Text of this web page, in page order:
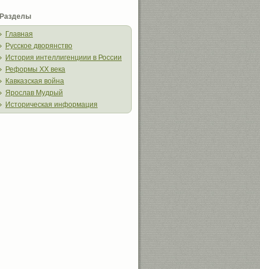
Разделы
Главная
Русское дворянство
История интеллигенциии в России
Реформы XX века
Кавказская война
Ярослав Мудрый
Историческая информация